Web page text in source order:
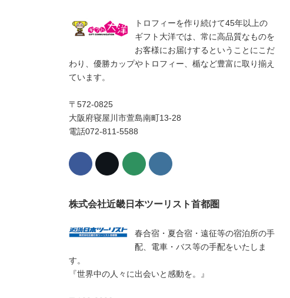
トロフィーを作り続けて45年以上の
ギフト大洋では、常に高品質なものを
お客様にお届けするということにこだ
わり、優勝カップやトロフィー、楯など豊富に取り揃え
ています。
〒572-0825
大阪府寝屋川市萱島南町13-28
電話072-811-5588
株式会社近畿日本ツーリスト首都圏
春合宿・夏合宿・遠征等の宿泊所の手
配、電車・バス等の手配をいたしま
す。
『世界中の人々に出会いと感動を。』